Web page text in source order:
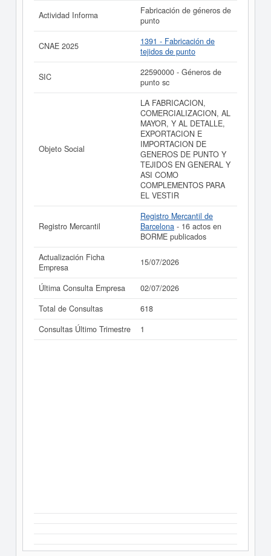
Actividad Informa
Fabricación de géneros de
punto
CNAE 2025
1391 - Fabricación de
tejidos de punto
SIC
22590000 - Géneros de
punto sc
Objeto Social
LA FABRICACION,
COMERCIALIZACION, AL
MAYOR, Y AL DETALLE,
EXPORTACION E
IMPORTACION DE
GENEROS DE PUNTO Y
TEJIDOS EN GENERAL Y
ASI COMO
COMPLEMENTOS PARA
EL VESTIR
Registro Mercantil
Registro Mercantil de
Barcelona - 16 actos en
BORME publicados
Actualización Ficha
Empresa
15/07/2026
Última Consulta Empresa
02/07/2026
Total de Consultas
618
Consultas Último Trimestre
1